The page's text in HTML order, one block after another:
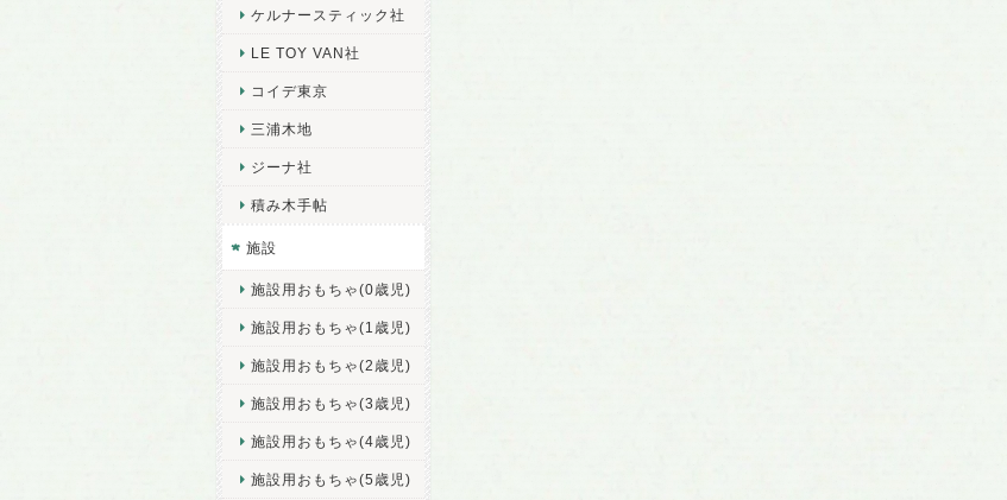
ケルナースティック社
LE TOY VAN社
コイデ東京
三浦木地
ジーナ社
積み木手帖
施設
施設用おもちゃ(0歳児)
施設用おもちゃ(1歳児)
施設用おもちゃ(2歳児)
施設用おもちゃ(3歳児)
施設用おもちゃ(4歳児)
施設用おもちゃ(5歳児)